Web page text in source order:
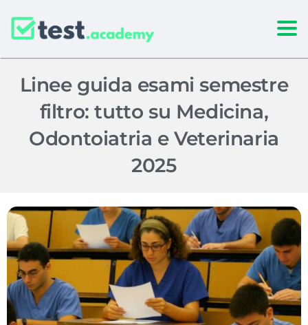
Linee guida esami semestre
filtro: tutto su Medicina,
Odontoiatria e Veterinaria
2025